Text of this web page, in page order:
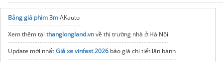
Bảng giá phim 3mAKauto
Xem thêm tại thanglongland.vnvề thị trường nhà ở Hà Nội
Update mới nhấtGiá xe vinfast 2026 báo giá chi tiết lăn bánh